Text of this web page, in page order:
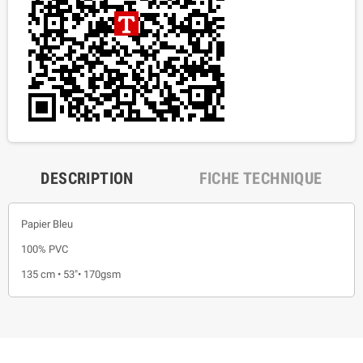
DESCRIPTION FICHE TECHNIQUE
Papier Bleu
100% PVC
135 cm • 53"• 170gsm